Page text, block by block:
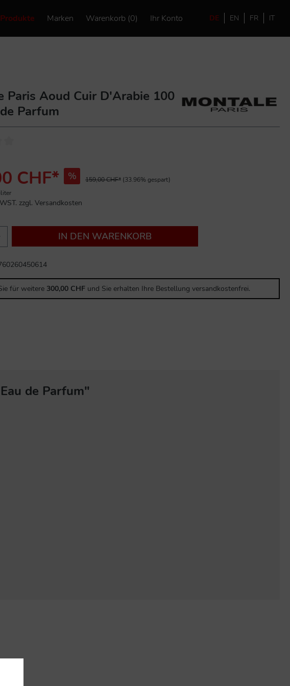
Produkte Marken Warenkorb (0) Ihr Konto DE EN FR IT
Paris Aoud Cuir D'Arabie 100
Parfum
CHF* % 159,00 CHF* (33.96% gespart)
zzgl. Versandkosten
IN DEN WARENKORB
für weitere 300,00 CHF und Sie erhalten Ihre Bestellung versandkostenfrei.
de Parfum"